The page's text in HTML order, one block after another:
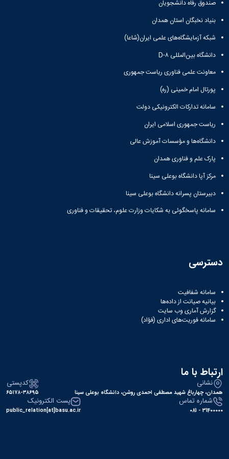
نشریات
فصلنامه
معاونت
پژوهش
فناوری
نشریه
مطالعات
فرهنگی
فهرست
نشریات
علمی
معتبر
صندوق رفاه دانشجویان
بنیاد نخبگان استان همدان
شبکه آزمایشگاه‌های علمی ایران(شاعا)
دانشگاه بین‌المللی D-۸
معاونت علمی فناوری ریاست جمهوری
پورتال امام خمینی (ره)
سامانه تدارکات الکترونیکی دولت
ریاست جمهوری اسلامی ایران
دانشگاه‌ها و مؤسسات آموزش عالی
پارک علم و فناوری همدان
مرکز آپا دانشگاه بوعلی سینا
دبیرستان پسرانه دانشگاه بوعلی سینا
سامانه پاسخگوئی به شکایات وزارت علوم، تحقیقات و فناوری
دسترسی
سامانه شفافیت
بیانیه صیانت از داده‌ها
گزارش آماری وب‌ سایت
سامانه فوریت‌های اداری (فؤاد)
ارتباط با ما
نشانی
همدان، چهارباغ شهید مصطفی احمدی روشن، دانشگاه بوعلی سینا
کدپستی
۶۵۱۷۸-۳۸۶۹۵
شماره تماس
31400000 - 081
پست الکترونیک
public_relation[at]basu.ac.ir